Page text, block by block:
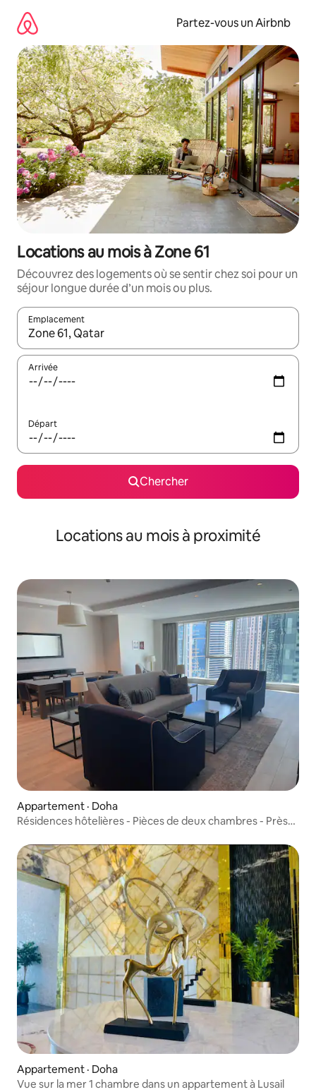
directement
contenu
Partez-vous un Airbnb
Locations au mois à Zone 61
Découvrez des logements où se sentir chez soi pour un
séjour longue durée d’un mois ou plus.
Emplacement
Quand les résultats sont affichés, parcourez-les en utilisant
Arrivée
Départ
Chercher
Locations au mois à proximité
Appartement · Doha
Résidences hôtelières - Pièces de deux chambres - Près
Appartement · Doha
Vue sur la mer 1 chambre dans un appartement à Lusail